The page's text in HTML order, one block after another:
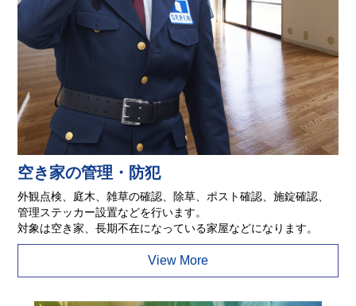
空き家の管理・防犯
外観点検、庭木、雑草の確認、除草、ポスト確認、施錠確認、
管理ステッカー設置などを行います。
対象は空き家、長期不在になっている家屋などになります。
View More